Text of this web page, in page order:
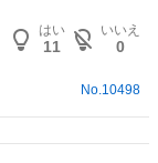
はい
11
いいえ
0
No. 10498